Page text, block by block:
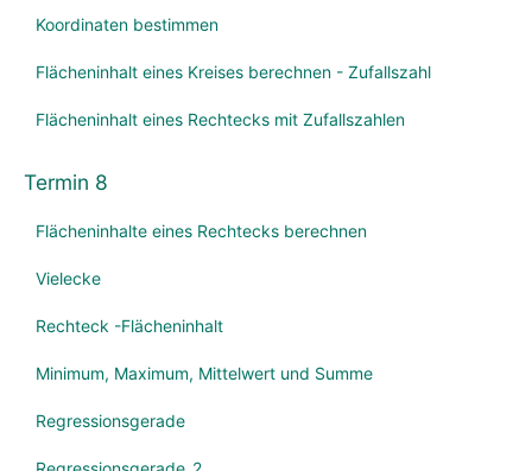
Koordinaten bestimmen
Flächeninhalt eines Kreises berechnen - Zufallszahl
Flächeninhalt eines Rechtecks mit Zufallszahlen
Termin 8
Flächeninhalte eines Rechtecks berechnen
Vielecke
Rechteck -Flächeninhalt
Minimum, Maximum, Mittelwert und Summe
Regressionsgerade